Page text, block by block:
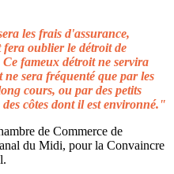
les frais d'assurance,
fera oublier le détroit de
fameux détroit ne servira
ne sera fréquenté que par les
cours, ou par des petits
côtes dont il est environné."
de Commerce de
du Midi, pour la Convaincre